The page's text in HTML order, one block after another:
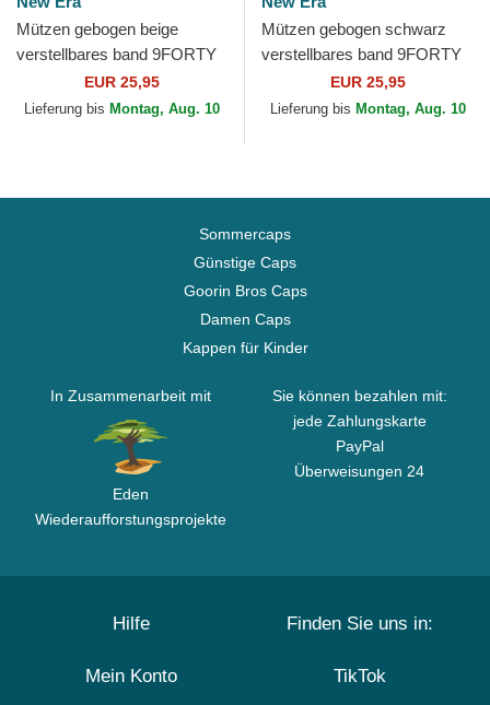
Mützen gebogen beige
verstellbares band 9FORTY
League Essential der New
York Yankees MLB von New
EUR 25,95
Lieferung bis Montag, Aug. 10
Mützen gebogen schwarz
verstellbares band 9FORTY
Essential der New York
Yankees MLB von New Era
EUR 25,95
Lieferung bis Montag, Aug. 10
Sommercaps
Günstige Caps
Goorin Bros Caps
Damen Caps
Kappen für Kinder
In Zusammenarbeit mit
Eden
Wiederaufforstungsprojekte
Sie können bezahlen mit:
jede Zahlungskarte
PayPal
Überweisungen 24
Hilfe
Mein Konto
Finden Sie uns in:
TikTok